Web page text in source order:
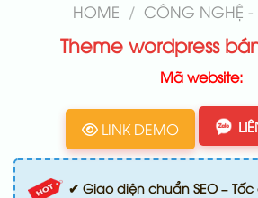
HOME / CÔNG NGHỆ -
Theme wordpress
Mã website:
LINK DEMO
✔ Giao diện chuẩn SEO –